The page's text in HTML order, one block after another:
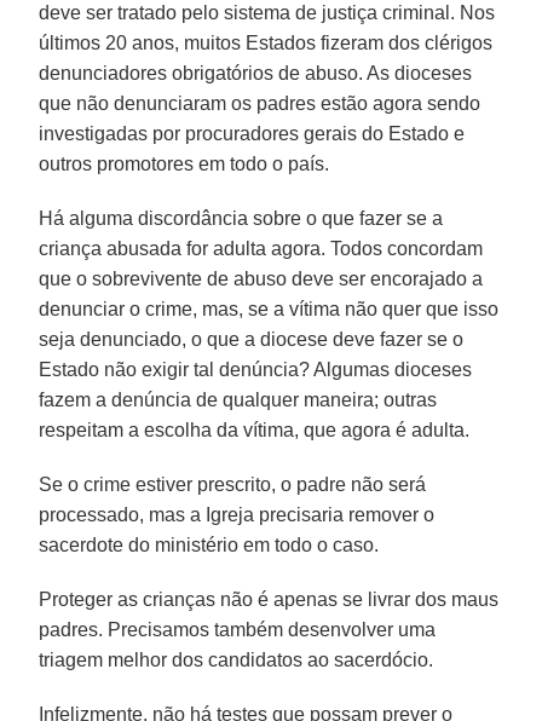
deve ser tratado pelo sistema de justiça criminal. Nos
últimos 20 anos, muitos Estados fizeram dos clérigos
denunciadores obrigatórios de abuso. As dioceses
que não denunciaram os padres estão agora sendo
investigadas por procuradores gerais do Estado e
outros promotores em todo o país.
Há alguma discordância sobre o que fazer se a
criança abusada for adulta agora. Todos concordam
que o sobrevivente de abuso deve ser encorajado a
denunciar o crime, mas, se a vítima não quer que isso
seja denunciado, o que a diocese deve fazer se o
Estado não exigir tal denúncia? Algumas dioceses
fazem a denúncia de qualquer maneira; outras
respeitam a escolha da vítima, que agora é adulta.
Se o crime estiver prescrito, o padre não será
processado, mas a Igreja precisaria remover o
sacerdote do ministério em todo o caso.
Proteger as crianças não é apenas se livrar dos maus
padres. Precisamos também desenvolver uma
triagem melhor dos candidatos ao sacerdócio.
Infelizmente, não há testes que possam prever o